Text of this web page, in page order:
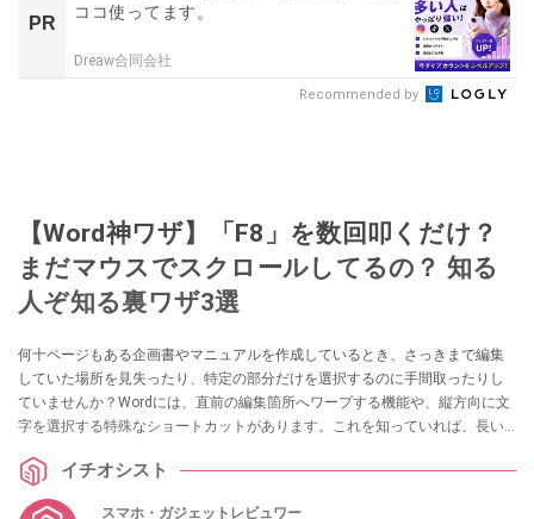
PR
ココ使ってます。
Dreaw合同会社
Recommended by
【Word神ワザ】「F8」を数回叩くだけ？
まだマウスでスクロールしてるの？ 知る
人ぞ知る裏ワザ3選
何十ページもある企画書やマニュアルを作成しているとき、さっきまで編集
していた場所を見失ったり、特定の部分だけを選択するのに手間取ったりし
ていませんか？Wordには、直前の編集箇所へワープする機能や、縦方向に文
字を選択する特殊なショートカットがあります。これを知っていれば、長い
イチオシスト
スマホ・ガジェットレビュワー